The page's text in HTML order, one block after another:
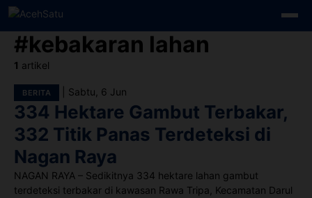
Skip to content
#kebakaran lahan
1 artikel
BERITA Sabtu, 6 Jun
334 Hektare Gambut Terbakar,
332 Titik Panas Terdeteksi di
Nagan Raya
NAGAN RAYA – Sedikitnya 334 hektare lahan gambut
terdeteksi terbakar di kawasan Rawa Tripa, Kecamatan Darul